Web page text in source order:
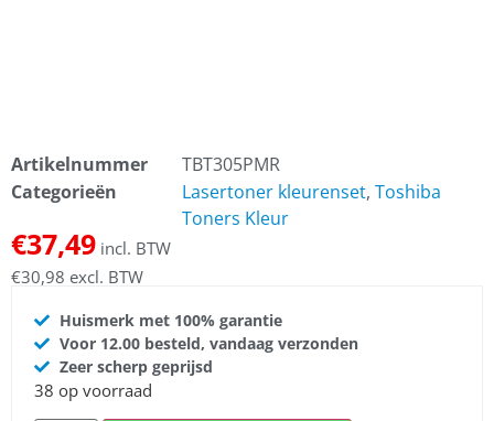
Artikelnummer
TBT305PMR
Categorieën
Lasertoner kleurenset, Toshiba
Toners Kleur
€37,49 incl. BTW
€30,98 excl. BTW
Huismerk met 100% garantie
Voor 12.00 besteld, vandaag verzonden
Zeer scherp geprijsd
38 op voorraad